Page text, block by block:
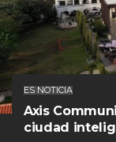
ES NOTICIA
Axis
ciudad